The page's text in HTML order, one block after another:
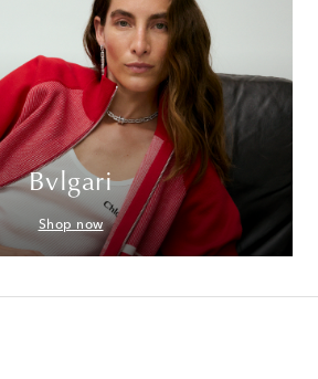
Bvlgari
Shop now